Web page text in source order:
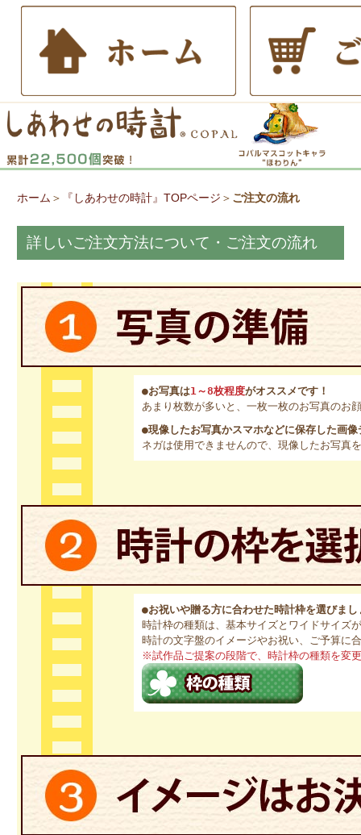
ホーム ＞ 『しあわせの時計』TOPページ ＞ ご注文の流れ
詳しいご注文方法について・ご注文の流れ
●お写真は1～8枚程度がオススメです！
あまり枚数が多いと、一枚一枚のお写真のお
●現像したお写真かスマホなどに保存した画
ネガは使用できませんので、現像したお写真
●お祝いや贈る方に合わせた時計枠を選びまし
時計枠の種類は、基本サイズとワイドサイズ
時計の文字盤のイメージやお祝い、ご予算に
※試作品ご提案の段階で、時計枠の種類を変